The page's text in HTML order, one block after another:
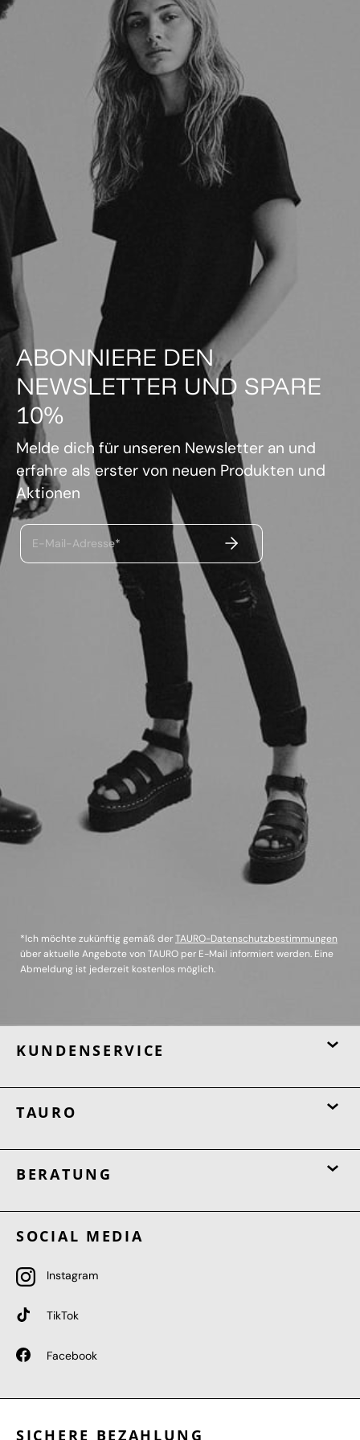
ABONNIERE DEN
NEWSLETTER UND SPARE
10%
Melde dich für unseren Newsletter an und
erfahre als erster von neuen Produkten und
Aktionen
E-Mail-Adresse* ABSENDEN
*Ich möchte zukünftig gemäß derTAURO-Datenschutzbestimmungen
über aktuelle Angebote von TAURO per E-Mail informiert werden. Eine
Abmeldung ist jederzeit kostenlos möglich.
KUNDENSERVICE
TAURO
BERATUNG
SOCIAL MEDIA
Instagram
TikTok
Facebook
SICHERE BEZAHLUNG